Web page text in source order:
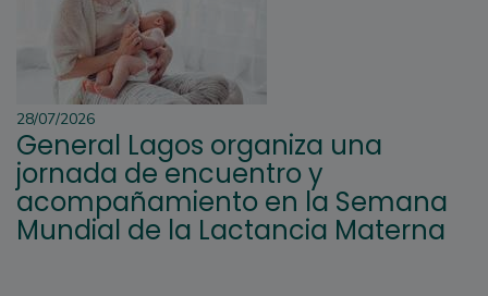
28/07/2026
General Lagos organiza una
jornada de encuentro y
acompañamiento en la Semana
Mundial de la Lactancia Materna